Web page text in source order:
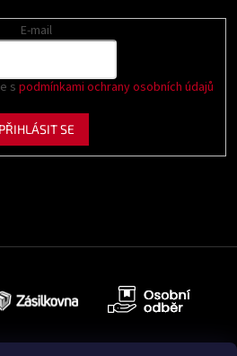
E-mail
s podmínkami ochrany osobních údajů
PŘIHLÁSIT SE